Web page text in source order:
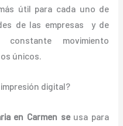
útil para cada uno de
de las empresas y de
constante movimiento
únicos.
digital?
en Carmen seusa para